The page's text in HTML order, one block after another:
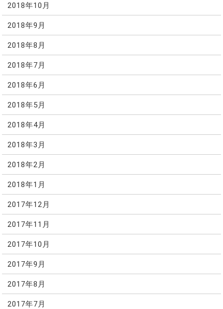
2018年10月
2018年9月
2018年8月
2018年7月
2018年6月
2018年5月
2018年4月
2018年3月
2018年2月
2018年1月
2017年12月
2017年11月
2017年10月
2017年9月
2017年8月
2017年7月